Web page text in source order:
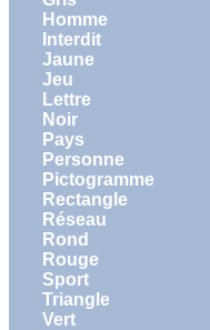
Homme
Interdit
Jaune
Jeu
Lettre
Noir
Pays
Personne
Pictogramme
Rectangle
Réseau
Rond
Rouge
Sport
Triangle
Vert